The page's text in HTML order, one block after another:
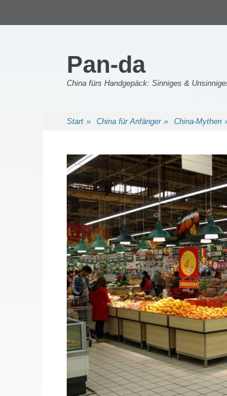
Pan-da
China fürs Handgepäck: Sinniges &
Sekundäres Menü
ZumStart » China für Anfänger » China-Mythen